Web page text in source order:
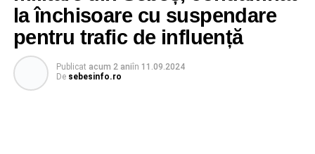
la închisoare cu suspendare
pentru trafic de influență
Publicat acum 2 aniîn 11.09.2024
De sebesinfo.ro